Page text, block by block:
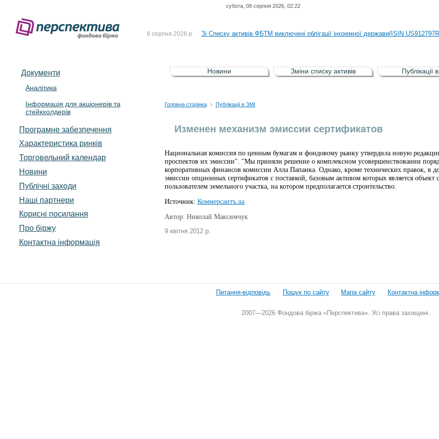
субота, 08 серпня 2026, 02:22
До Списку активів регульованого фондового ринку (РФР) включена
6 серпня 2026 р. Зі Списку активів ФБТМ виключені облігації іноземної держави(ISIN
5 серпня 2026 р. Зі списку активів РФР виключені Облігація внутрішніх державних позик
4 серпня 2026 р. До Списку активів регульованого фондового ринку (РФР) включена
Документи
Аналітика
Інформація для акціонерів та
стейкхолдерів
Програмне забезпечення
Характеристика pинків
Торговельний календар
Новини
Публічні заходи
Наші партнери
Корисні посилання
Про біржу
Контактна інформація
Новини Зміни списку активів Публікації
Головна сторінка > Публікації в ЗМІ
Изменен механизм эмиссии сертификатов
Национальная комиссия по ценным бумагам и фондовому рынку утвердила новую
проспектов их эмиссии". "Мы приняли решение о комплексном усовершенствовании
корпоративных финансов комиссии Алла Папаика. Однако, кроме технических правок, в
эмиссии опционных сертификатов с поставкой, базовым активом которых является
пользователем земельного участка, на котором предполагается строительство.
Источник: Коммерсантъ.ua
Автор: Николай Максимчук
9 квітня 2012 р.
Питання-відповідь Пошук по сайту Мапа сайту Контактна
2007—2026 Фондова біржа «Перспектива». Усі права захищені.